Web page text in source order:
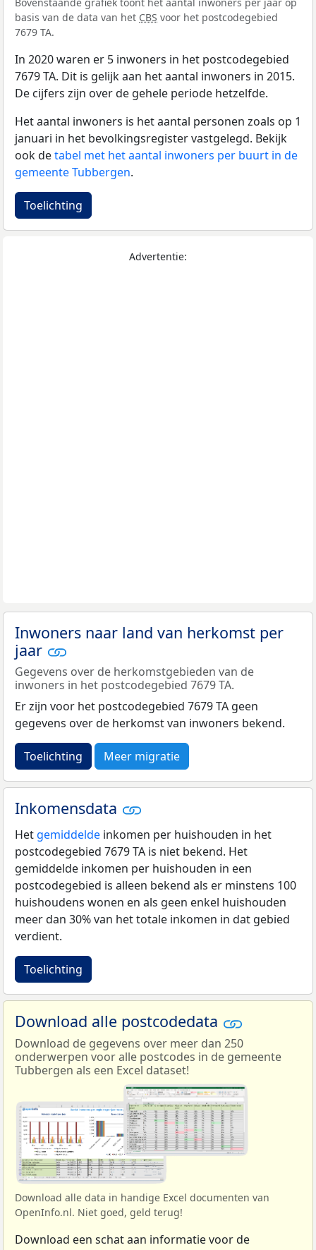
basis van de data van het CBS voor het postcodegebied
7679 TA.
In 2020 waren er 5 inwoners in het postcodegebied
7679 TA. Dit is gelijk aan het aantal inwoners in 2015.
De cijfers zijn over de gehele periode hetzelfde.
Het aantal inwoners is het aantal personen zoals op 1
januari in het bevolkingsregister vastgelegd. Bekijk
ook detabel met het aantal inwoners per buurt in de
gemeente Tubbergen.
Toelichting
Advertentie:
Inwoners naar land van herkomst per
jaar
Gegevens over de herkomstgebieden van de
inwoners in het postcodegebied 7679 TA.
Er zijn voor het postcodegebied 7679 TA geen
gegevens over de herkomst van inwoners bekend.
Toelichting Meer migratie
Inkomensdata
Het gemiddelde inkomen per huishouden in het
postcodegebied 7679 TA is niet bekend. Het
gemiddelde inkomen per huishouden in een
postcodegebied is alleen bekend als er minstens 100
huishoudens wonen en als geen enkel huishouden
meer dan 30% van het totale inkomen in dat gebied
verdient.
Toelichting
Download alle postcodedata
Download de gegevens over meer dan 250
onderwerpen voor alle postcodes in de gemeente
Tubbergen als een Excel dataset!
Download alle data in handige Excel documenten van
OpenInfo.nl. Niet goed, geld terug!
Download een schat aan informatie voor de